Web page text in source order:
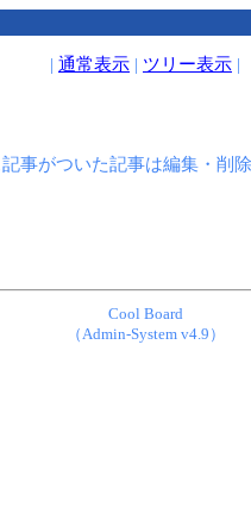
| 通常表示 | ツリー表示 |
事がついた記事は編集・削除
Cool Board
（Admin-System v4.9）